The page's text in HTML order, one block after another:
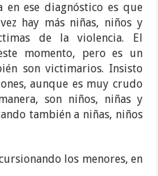
en ese diagnóstico es que
hay más niñas, niños y
de la violencia. El
momento, pero es un
son victimarios. Insisto
aunque es muy crudo
son niños, niñas y
también a niñas, niños
los menores, en